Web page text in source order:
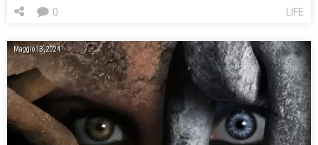
LIFE
0
Maggio 13, 2024